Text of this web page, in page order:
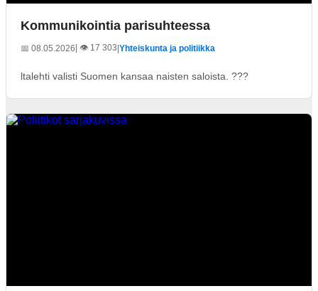
Kommunikointia parisuhteessa
📅 08.05.2026| 👁️ 17 303 Yhteiskunta ja politiikka
ltalehti valisti Suomen kansaa naisten saloista. ???